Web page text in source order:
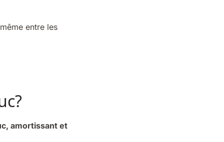
entre les
amortissant et